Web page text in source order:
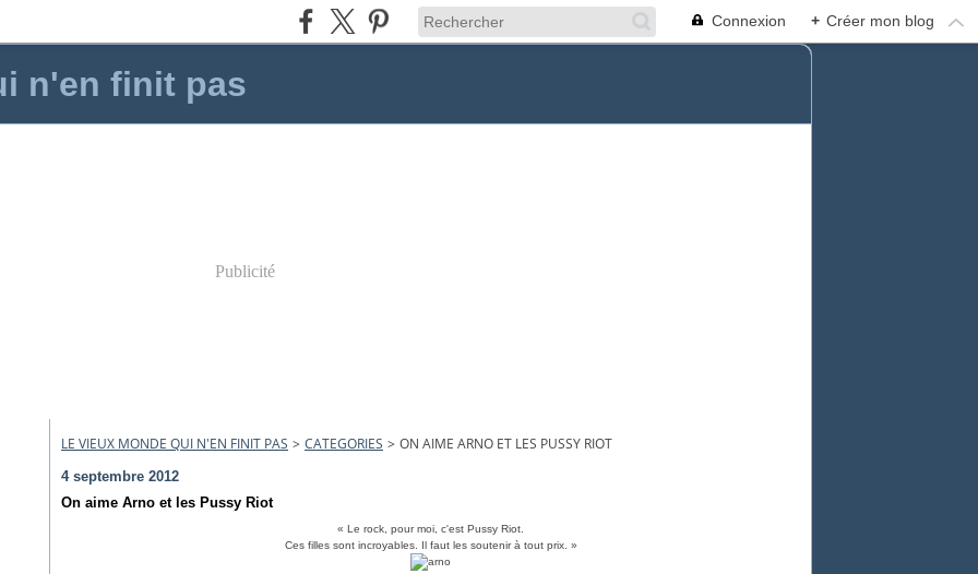
Connexion + Créer mon blog
n'en finit pas
Publicité
LE VIEUX MONDE QUI N'EN FINIT PAS > CATEGORIES > ON AIME ARNO ET LES PUSSY RIOT
4 septembre 2012
On aime Arno et les Pussy Riot
« Le rock, pour moi, c'est Pussy Riot.
Ces filles sont incroyables. Il faut les soutenir à tout prix. »